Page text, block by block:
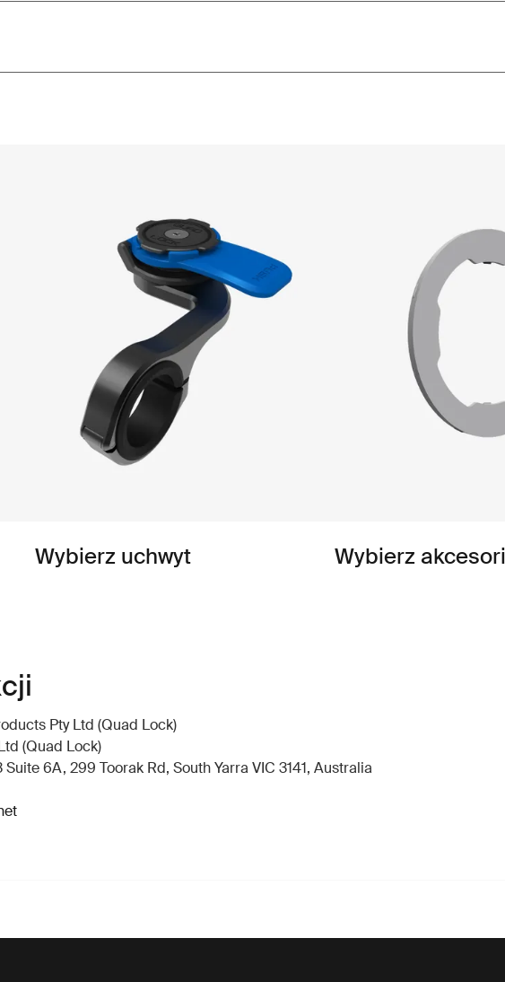
Wybierz uchwyt Wybierz
Pty Ltd (Quad Lock)
(Quad Lock)
6A, 299 Toorak Rd, South Yarra VIC 3141, Australia